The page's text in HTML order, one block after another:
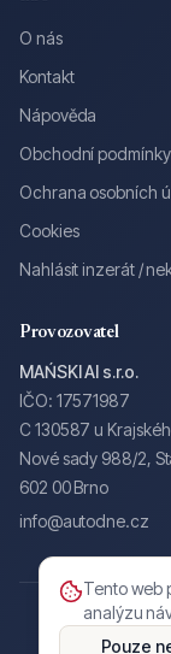
O nás
Kontakt
Nápověda
Obchodní podmínky
Ochrana osobních
Cookies
Nahlásit inzerát /
Provozovatel
MAŃSKI AI s.r.o.
IČO: 17571987
C 130587 u
Nové sady 988/2,
602 00 Brno
info@autodne.cz
2026
Obchodní
Tento web
analýzu
Pouze